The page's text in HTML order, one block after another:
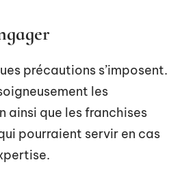
précautions s’imposent.
les
ainsi que les franchises
pourraient servir en cas